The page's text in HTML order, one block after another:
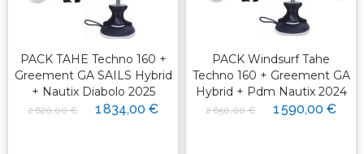
PACK TAHE Techno 160 +
Greement GA SAILS Hybrid
+ Nautix Diabolo 2025
2 620,00 € 1 834,00 €
PACK Windsurf Tahe
Techno 160 + Greement GA
Hybrid + Pdm Nautix 2024
2 650,00 € 1 590,00 €